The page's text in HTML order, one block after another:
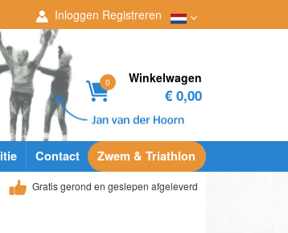
Inloggen Registreren
0 Winkelwagen
€ 0,00
Contact Zwem & Triathlon
Gratis gerond en geslepen afgeleverd